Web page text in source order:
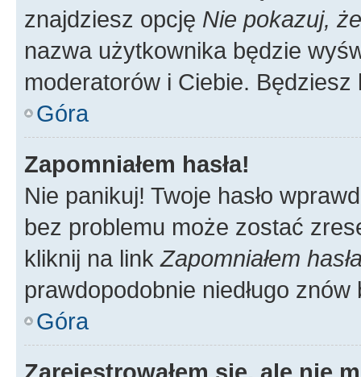
znajdziesz opcję Nie pokazuj,
nazwa użytkownika będzie
moderatorów i Ciebie.
Góra
Zapomniałem hasła!
Nie panikuj! Twoje hasło
bez problemu może zostać
kliknij na linkZapomniałem
prawdopodobnie niedługo
Góra